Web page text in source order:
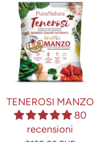
TENEROSI MANZO
80
recensioni